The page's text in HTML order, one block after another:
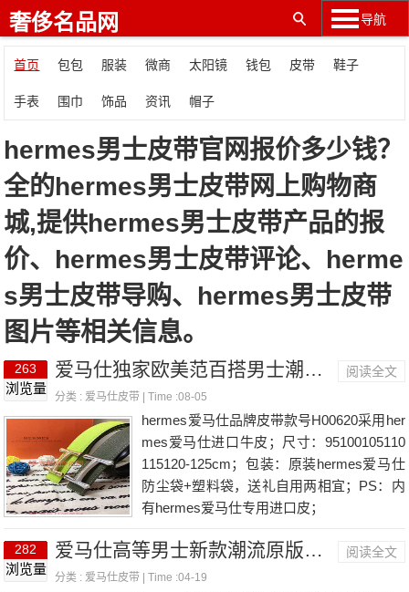
导航
奢侈名品网
首页 包包 服装 微商 太阳镜 钱包 皮带 鞋子
手表 围巾 饰品 资讯 帽子
hermes男士皮带官网报价多少钱？
全的hermes男士皮带网上购物商
城,提供hermes男士皮带产品的报
价、hermes男士皮带评论、herme
s男士皮带导购、hermes男士皮带
图片等相关信息。
阅读全文
263
浏览量
爱马仕独家欧美范百搭男士潮流经典款式皮带
分类 : 爱马仕皮带 | Time :08-05
hermes爱马仕品牌皮带款号H00620采用her
mes爱马仕进口牛皮；尺寸：95100105110
115120-125cm；包装：原装hermes爱马仕
防尘袋+塑料袋，送礼自用两相宜；PS：内
有hermes爱马仕专用进口皮；
阅读全文
282
浏览量
爱马仕高等男士新款潮流原版皮皮带
分类 : 爱马仕皮带 | Time :04-19